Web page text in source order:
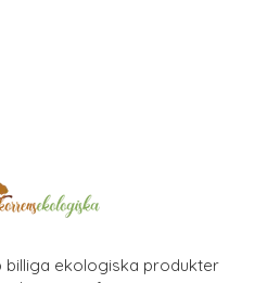
billiga ekologiska produkter